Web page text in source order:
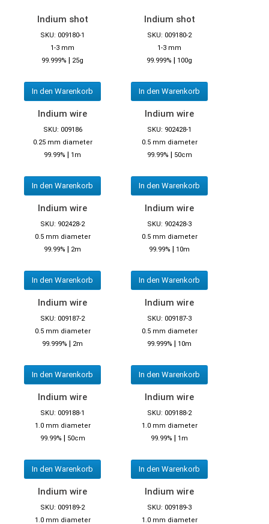
Indium shot
SKU: 009180-1
1-3 mm
99.999% | 25g
In den Warenkorb
Indium shot
SKU: 009180-2
1-3 mm
99.999% | 100g
In den Warenkorb
Indium wire
SKU: 009186
0.25 mm diameter
99.99% | 1m
In den Warenkorb
Indium wire
SKU: 902428-1
0.5 mm diameter
99.99% | 50cm
In den Warenkorb
Indium wire
SKU: 902428-2
0.5 mm diameter
99.99% | 2m
In den Warenkorb
Indium wire
SKU: 902428-3
0.5 mm diameter
99.99% | 10m
In den Warenkorb
Indium wire
SKU: 009187-2
0.5 mm diameter
99.999% | 2m
In den Warenkorb
Indium wire
SKU: 009187-3
0.5 mm diameter
99.999% | 10m
In den Warenkorb
Indium wire
SKU: 009188-1
1.0 mm diameter
99.99% | 50cm
In den Warenkorb
Indium wire
SKU: 009188-2
1.0 mm diameter
99.99% | 1m
In den Warenkorb
Indium wire
SKU: 009189-2
1.0 mm diameter
Indium wire
SKU: 009189-3
1.0 mm diameter